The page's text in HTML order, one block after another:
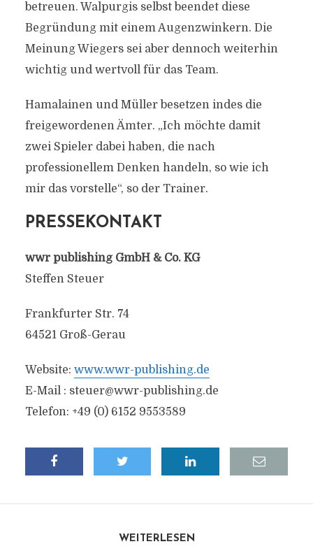
betreuen. Walpurgis selbst beendet diese
Begründung mit einem Augenzwinkern. Die
Meinung Wiegers sei aber dennoch weiterhin
wichtig und wertvoll für das Team.
Hamalainen und Müller besetzen indes die
freigewordenen Ämter. „Ich möchte damit
zwei Spieler dabei haben, die nach
professionellem Denken handeln, so wie ich
mir das vorstelle“, so der Trainer.
PRESSEKONTAKT
wwr publishing GmbH & Co. KG
Steffen Steuer
Frankfurter Str. 74
64521 Groß-Gerau
Website: www.wwr-publishing.de
E-Mail : steuer@wwr-publishing.de
Telefon: +49 (0) 6152 9553589
WEITERLESEN